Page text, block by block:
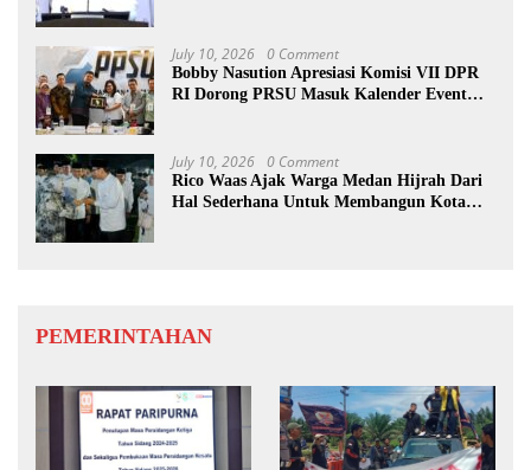
July 10, 2026 0 Comment
Bobby Nasution Apresiasi Komisi VII DPR
RI Dorong PRSU Masuk Kalender Event
July 10, 2026 0 Comment
Rico Waas Ajak Warga Medan Hijrah Dari
Hal Sederhana Untuk Membangun Kota
PEMERINTAHAN